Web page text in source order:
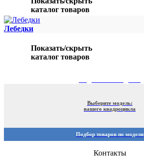
каталог товаров
Лебедки
Показать/скрыть
каталог товаров
Выберите модель:
вашего квадроцикла
Подбор товаров по модели
Контакты